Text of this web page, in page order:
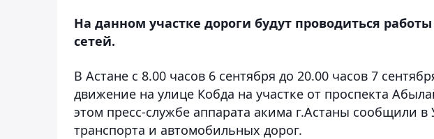
На данном участке дороги будут проводиться
сетей.
В Астане с 8.00 часов 6 сентября до 20.00 часов 7
движение на улице Кобда на участке от проспекта
этом пресс-службе аппарата акима г.Астаны сообщили
транспорта и автомобильных дорог.